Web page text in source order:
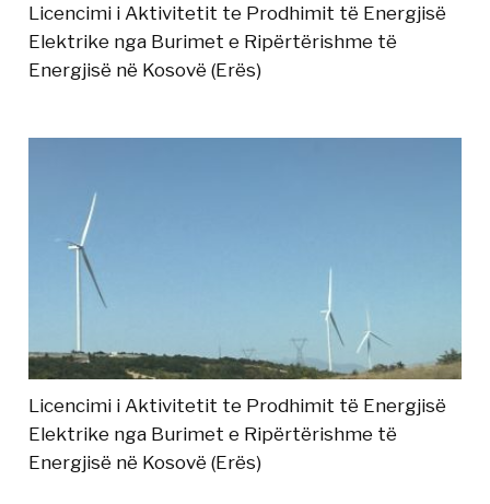
Licencimi i Aktivitetit te Prodhimit të Energjisë
Elektrike nga Burimet e Ripërtërishme të
Energjisë në Kosovë (Erës)
Licencimi i Aktivitetit te Prodhimit të Energjisë
Elektrike nga Burimet e Ripërtërishme të
Energjisë në Kosovë (Erës)